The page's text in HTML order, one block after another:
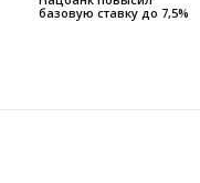
базовую ставку до 7,5%